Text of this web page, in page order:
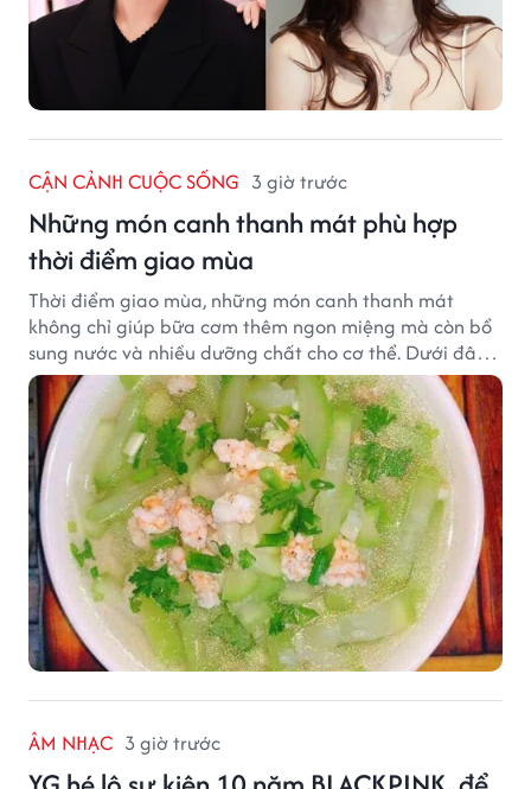
CẬN CẢNH CUỘC SỐNG 3 giờ trước
Những món canh thanh mát phù hợp
thời điểm giao mùa
Thời điểm giao mùa, những món canh thanh mát
không chỉ giúp bữa cơm thêm ngon miệng mà còn bổ
sung nước và nhiều dưỡng chất cho cơ thể. Dưới đây
là một số món canh đơn giản, dễ nấu, phù hợp cho cả
gia đình.
ÂM NHẠC 3 giờ trước